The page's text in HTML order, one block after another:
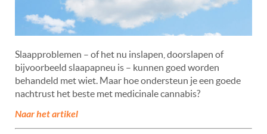
Slaapproblemen – of het nu inslapen, doorslapen of
bijvoorbeeld slaapapneu is – kunnen goed worden
behandeld met wiet. Maar hoe ondersteun je een goede
nachtrust het beste met medicinale cannabis?
Naar het artikel